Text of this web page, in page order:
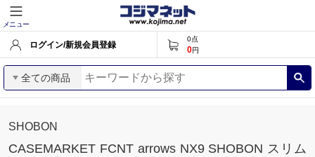
メニュー
ログイン/新規会員登録
0点
0円
全ての商品
SHOBON
CASEMARKET FCNT arrows NX9 SHOBON スリム